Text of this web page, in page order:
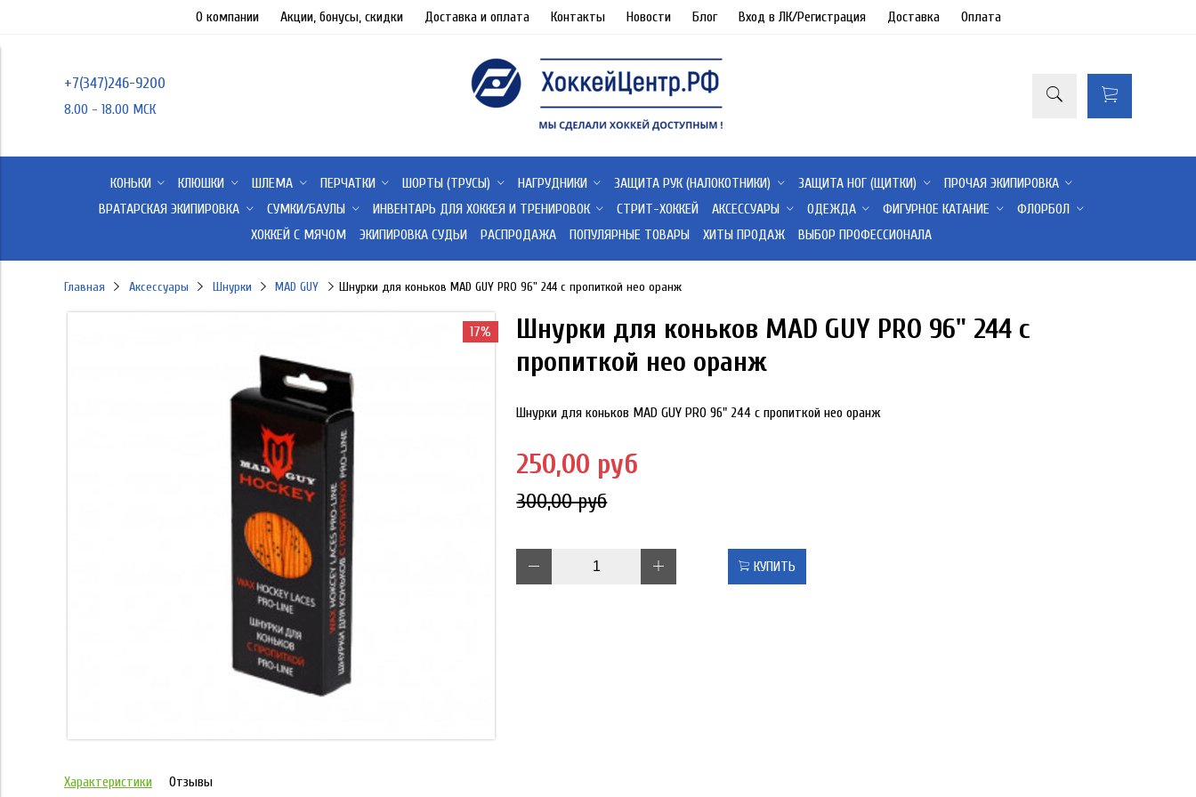
О компании Акции, бонусы, скидки Доставка и оплата Контакты Новости Блог Вход в ЛК/Регистрация Доставка Оплата
+7(347)246-9200
8.00 - 18.00 МСК
КОНЬКИ КЛЮШКИ ШЛЕМА ПЕРЧАТКИ ШОРТЫ (ТРУСЫ) НАГРУДНИКИ ЗАЩИТА РУК (НАЛОКОТНИКИ) ЗАЩИТА НОГ (ЩИТКИ)
ПРОЧАЯ ЭКИПИРОВКА
ВРАТАРСКАЯ ЭКИПИРОВКА
СУМКИ/БАУЛЫ ИНВЕНТАРЬ ДЛЯ ХОККЕЯ И ТРЕНИРОВОК СТРИТ-ХОККЕЙ АКСЕССУАРЫ ОДЕЖДА ФИГУРНОЕ КАТАНИЕ
ФЛОРБОЛ
ХОККЕЙ С МЯЧОМ
ЭКИПИРОВКА СУДЬИ РАСПРОДАЖА ПОПУЛЯРНЫЕ ТОВАРЫ ХИТЫ ПРОДАЖ ВЫБОР ПРОФЕССИОНАЛА
Главная Аксессуары Шнурки MAD GUY Шнурки для коньков MAD GUY PRO 96" 244 с пропиткой нео оранж
17%
Шнурки для коньков MAD GUY PRO 96" 244 с
пропиткой нео оранж
Шнурки для коньков MAD GUY PRO 96" 244 с пропиткой нео оранж
250,00 руб
300,00 руб
КУПИТЬ
Характеристики Отзывы